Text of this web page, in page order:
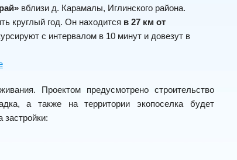
вблизи д. Карамалы, Иглинского района.
круглый год. Он находится в 27 км от
с интервалом в 10 минут и довезут в
Проектом предусмотрено строительство
а также на территории экопоселка будет
застройки: